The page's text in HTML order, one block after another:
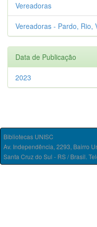
Vereadoras
Vereadoras - Pardo, Rio,
Data de Publicação
2023
Bibliotecas UNISC
Av. Independência, 2293, Bairro
Santa Cruz do Sul - RS / Brasil.